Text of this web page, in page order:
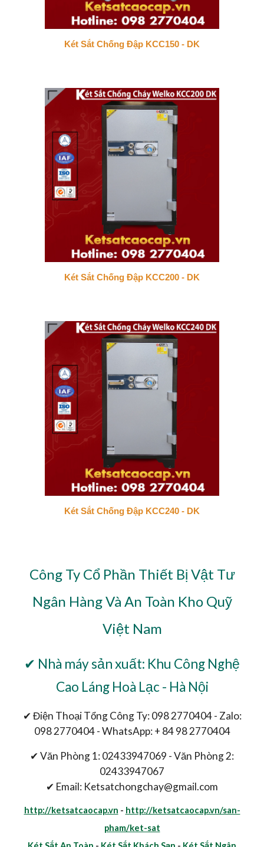
Két Sắt Chống Đập KCC150 - DK
Két Sắt Chống Đập KCC200 - DK
Két Sắt Chống Đập KCC240 - DK
Công Ty Cổ Phần Thiết Bị Vật Tư
Ngân Hàng Và An Toàn Kho Quỹ
Việt Nam
✔ Nhà máy sản xuất: Khu Công Nghệ
Cao Láng Hoà Lạc - Hà Nội
✔ Điện Thoại Tổng Công Ty: 098 2770404 - Zalo:
098 2770404 - WhatsApp: + 84 98 2770404
✔ Văn Phòng 1: 02433947069 - Văn Phòng 2:
02433947067
✔ Email: Ketsatchongchay@gmail.com
http://ketsatcaocap.vn - http://ketsatcaocap.vn/san-
pham/ket-sat